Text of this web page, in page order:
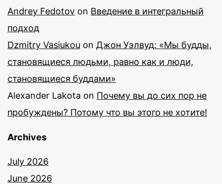
Andrey Fedotov on Введение в интегральный
подход
Dzmitry Vasiukou on Джон Уэлвуд: «Мы будды,
становящиеся людьми, равно как и люди,
становящиеся буддами»
Alexander Lakota on Почему вы до сих пор не
пробуждены? Потому что вы этого не хотите!
Archives
July 2026
June 2026